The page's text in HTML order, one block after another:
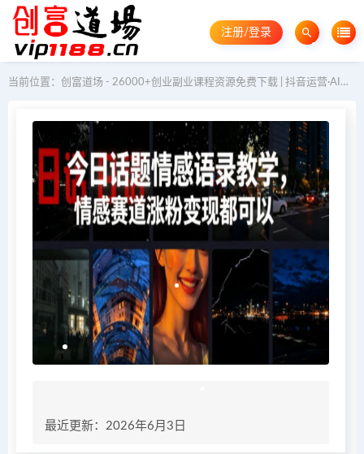
注册/登录
当前位置： 创富道场 - 26000+创业副业课程资源免费下载 | 抖音运营·AI教程·GEO优化
最近更新：2026年6月3日